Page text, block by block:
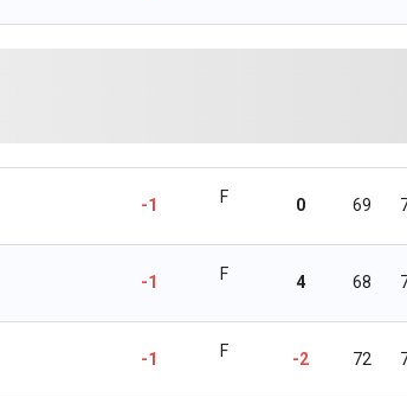
-1 F 0 69
-1 F 4 68
-1 F -2 72